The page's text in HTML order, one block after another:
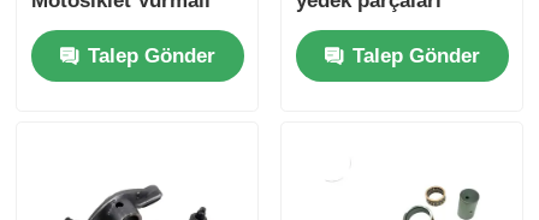
Marş Mili Aksamı
Marş Mili Montajı
Talep Gönder
Başlatma Çubuk
MontajıTalep Gönder